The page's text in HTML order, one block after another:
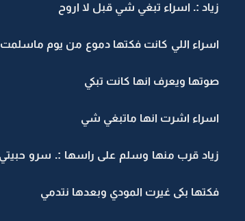
زياد :. اسراء تبغي شي قبل لا اروح
اسراء اللي كانت فكتها دموع من يوم ماسلمت
صوتها ويعرف انها كانت تبكي
اسراء اشرت انها ماتبغي شي
زياد قرب منها وسلم على راسها :. سرو حبيتي
فكتها بكى غيرت المودي وبعدها نتدمي